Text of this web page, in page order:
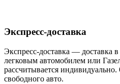
Экспресс-доставка
Экспресс-доставка — доставка
легковым автомобилем или
рассчитывается
свободного авто.